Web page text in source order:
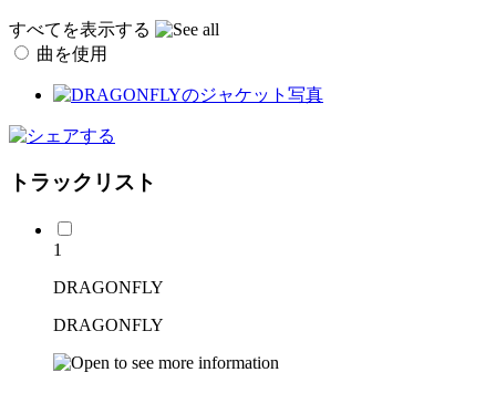
すべてを表示する
曲を使用
トラックリスト
1
DRAGONFLY
DRAGONFLY